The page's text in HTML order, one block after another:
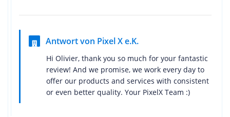
Antwort von Pixel X e.K.
Hi Olivier, thank you so much for your fantastic
review! And we promise, we work every day to
offer our products and services with consistent
or even better quality. Your PixelX Team :)